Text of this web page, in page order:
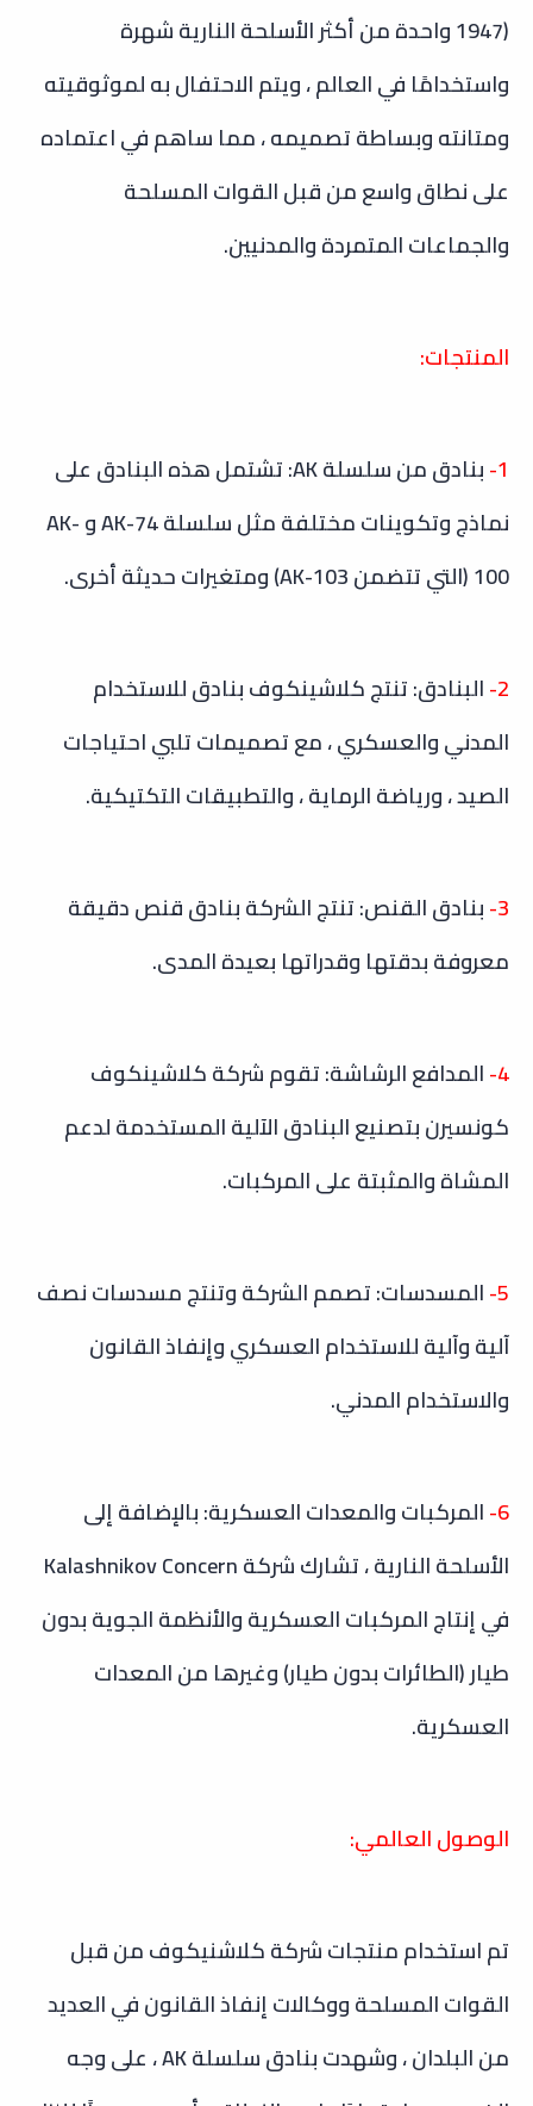
1947) واحدة من أكثر الأسلحة النارية شهرة
واستخدامًا في العالم ، ويتم الاحتفال به لموثوقيته
ومتانته وبساطة تصميمه ، مما ساهم في اعتماده
على نطاق واسع من قبل القوات المسلحة
والجماعات المتمردة والمدنيين.
المنتجات:
1-
بنادق من سلسلة AK: تشتمل هذه البنادق على
نماذج وتكوينات مختلفة مثل سلسلة AK-74 و AK-
100 (التي تتضمن AK-103) ومتغيرات حديثة أخرى.
2- البنادق: تنتج كلاشينكوف بنادق للاستخدام
المدني والعسكري ، مع تصميمات تلبي احتياجات
الصيد ، ورياضة الرماية ، والتطبيقات التكتيكية.
3- بنادق القنص: تنتج الشركة بنادق قنص دقيقة
معروفة بدقتها وقدراتها بعيدة المدى.
4- المدافع الرشاشة: تقوم شركة كلاشينكوف
كونسيرن بتصنيع البنادق الآلية المستخدمة لدعم
المشاة والمثبتة على المركبات.
5- المسدسات: تصمم الشركة وتنتج مسدسات نصف
آلية وآلية للاستخدام العسكري وإنفاذ القانون
والاستخدام المدني.
6- المركبات والمعدات العسكرية: بالإضافة إلى
الأسلحة النارية ، تشارك شركة Kalashnikov Concern
في إنتاج المركبات العسكرية والأنظمة الجوية بدون
طيار (الطائرات بدون طيار) وغيرها من المعدات
العسكرية.
الوصول العالمي:
تم استخدام منتجات شركة كلاشنيكوف من قبل
القوات المسلحة ووكالات إنفاذ القانون في العديد
من البلدان ، وشهدت بنادق سلسلة AK ، على وجه